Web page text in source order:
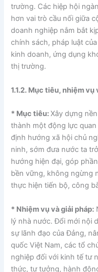
trường. Các hiệp hội
hơn vai trò cầu nối giữa
doanh nghiệp nắm bắt
chính sách, pháp luật
kinh doanh, ứng dụng
thị trường.
1.1.2. Mục tiêu, nhiệm vụ
* Mục tiêu:Xây dựng
thành một động lực
định hướng xã hội chủ
ninh, sớm đưa nước ta
hướng hiện đại, góp
bền vững, không ngừng
thực hiện tiến bộ, công
* Nhiệm vụ và giải pháp:
lý nhà nước. Đổi mới nội
sự lãnh đạo của Đảng,
quốc Việt Nam, các tổ
nghiệp đối với kinh tế tư
thức, tư tưởng, hành